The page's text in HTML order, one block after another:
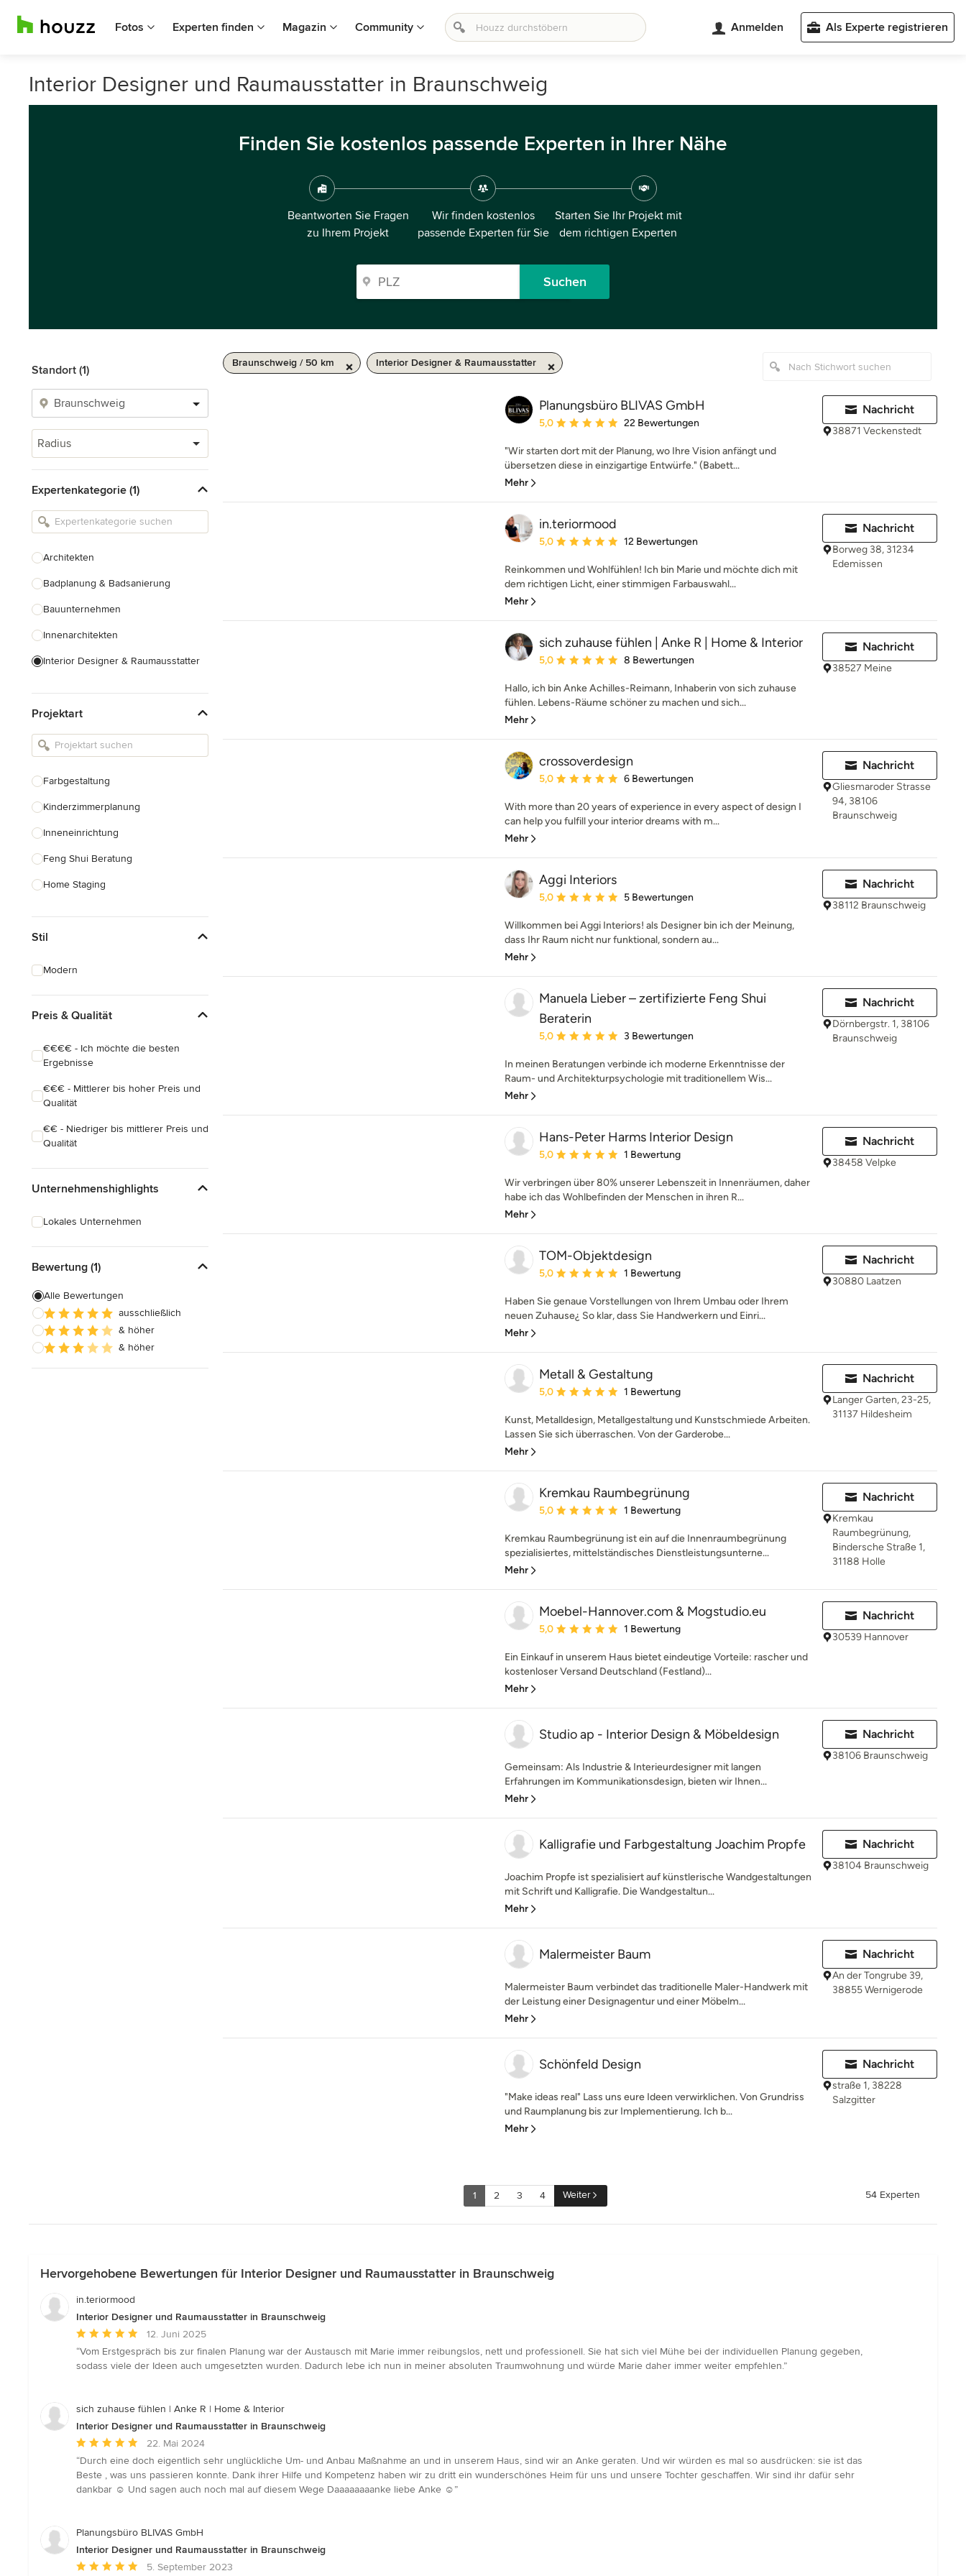
Fotos Experten finden Magazin Community Anmelden Als Experte registrieren
Interior Designer und Raumausstatter in Braunschweig
Finden Sie kostenlos passende Experten in Ihrer Nähe
Beantworten Sie Fragen
zu Ihrem Projekt
Wir finden kostenlos
passende Experten für Sie
Starten Sie Ihr Projekt mit
dem richtigen Experten
Suchen
Standort (1)
Radius
Expertenkategorie (1)
Architekten
Badplanung & Badsanierung
Bauunternehmen
Innenarchitekten
Interior Designer & Raumausstatter
Landschaftsarchitekten
Armaturen & Sanitärbedarf
Einbauschränke
Projektart
Farbgestaltung
Kinderzimmerplanung
Inneneinrichtung
Feng Shui Beratung
Home Staging
Alle anzeigen
Stil
Modern
Preis & Qualität
€€€€ - Ich möchte die besten
Ergebnisse
€€€ - Mittlerer bis hoher Preis und
Qualität
€€ - Niedriger bis mittlerer Preis und
Qualität
Unternehmenshighlights
Lokales Unternehmen
Bewertung (1)
Alle Bewertungen
ausschließlich
& höher
& höher
Braunschweig / 50 km Interior Designer & Raumausstatter
Planungsbüro BLIVAS GmbH
Durchschnittliche Bewertung: 5 von 5 Sternen
5,0 22 Bewertungen
"Wir starten dort mit der Planung, wo Ihre Vision anfängt und
übersetzen diese in einzigartige Entwürfe." (Babett...
Mehr
Nachricht
38871 Veckenstedt
in.teriormood
Durchschnittliche Bewertung: 5 von 5 Sternen
5,0 12 Bewertungen
Reinkommen und Wohlfühlen! Ich bin Marie und möchte dich mit
dem richtigen Licht, einer stimmigen Farbauswahl...
Mehr
Nachricht
Borweg 38, 31234
Edemissen
sich zuhause fühlen | Anke R | Home & Interior
Durchschnittliche Bewertung: 5 von 5 Sternen
5,0 8 Bewertungen
Hallo, ich bin Anke Achilles-Reimann, Inhaberin von sich zuhause
fühlen. Lebens-Räume schöner zu machen und sich...
Mehr
Nachricht
38527 Meine
crossoverdesign
Durchschnittliche Bewertung: 5 von 5 Sternen
5,0 6 Bewertungen
With more than 20 years of experience in every aspect of design I
can help you fulfill your interior dreams with m...
Mehr
Nachricht
Gliesmaroder Strasse
94, 38106
Braunschweig
Aggi Interiors
Durchschnittliche Bewertung: 5 von 5 Sternen
5,0 5 Bewertungen
Willkommen bei Aggi Interiors! als Designer bin ich der Meinung,
dass Ihr Raum nicht nur funktional, sondern au...
Mehr
Nachricht
38112 Braunschweig
Manuela Lieber – zertifizierte Feng Shui
Beraterin
Durchschnittliche Bewertung: 5 von 5 Sternen
5,0 3 Bewertungen
In meinen Beratungen verbinde ich moderne Erkenntnisse der
Raum- und Architekturpsychologie mit traditionellem Wis...
Mehr
Nachricht
Dörnbergstr. 1, 38106
Braunschweig
Hans-Peter Harms Interior Design
Durchschnittliche Bewertung: 5 von 5 Sternen
5,0 1 Bewertung
Wir verbringen über 80% unserer Lebenszeit in Innenräumen, daher
habe ich das Wohlbefinden der Menschen in ihren R...
Mehr
Nachricht
38458 Velpke
TOM-Objektdesign
Durchschnittliche Bewertung: 5 von 5 Sternen
5,0 1 Bewertung
Haben Sie genaue Vorstellungen von Ihrem Umbau oder Ihrem
neuen Zuhause¿ So klar, dass Sie Handwerkern und Einri...
Mehr
Nachricht
30880 Laatzen
Metall & Gestaltung
Durchschnittliche Bewertung: 5 von 5 Sternen
5,0 1 Bewertung
Kunst, Metalldesign, Metallgestaltung und Kunstschmiede Arbeiten.
Lassen Sie sich überraschen. Von der Garderobe...
Mehr
Nachricht
Langer Garten, 23-25,
31137 Hildesheim
Kremkau Raumbegrünung
Durchschnittliche Bewertung: 5 von 5 Sternen
5,0 1 Bewertung
Kremkau Raumbegrünung ist ein auf die Innenraumbegrünung
spezialisiertes, mittelständisches Dienstleistungsunterne...
Mehr
Nachricht
Kremkau
Raumbegrünung,
Bindersche Straße 1,
31188 Holle
Moebel-Hannover.com & Mogstudio.eu
Durchschnittliche Bewertung: 5 von 5 Sternen
5,0 1 Bewertung
Ein Einkauf in unserem Haus bietet eindeutige Vorteile: rascher und
kostenloser Versand Deutschland (Festland)...
Mehr
Nachricht
30539 Hannover
Studio ap - Interior Design & Möbeldesign
Gemeinsam: Als Industrie & Interieurdesigner mit langen
Erfahrungen im Kommunikationsdesign, bieten wir Ihnen...
Mehr
Nachricht
38106 Braunschweig
Kalligrafie und Farbgestaltung Joachim Propfe
Joachim Propfe ist spezialisiert auf künstlerische Wandgestaltungen
mit Schrift und Kalligrafie. Die Wandgestaltun...
Mehr
Nachricht
38104 Braunschweig
Malermeister Baum
Malermeister Baum verbindet das traditionelle Maler-Handwerk mit
der Leistung einer Designagentur und einer Möbelm...
Mehr
Nachricht
An der Tongrube 39,
38855 Wernigerode
Schönfeld Design
"Make ideas real" Lass uns eure Ideen verwirklichen. Von Grundriss
und Raumplanung bis zur Implementierung. Ich b...
Mehr
Nachricht
straße 1, 38228
Salzgitter
1 2 3 4 Weiter 54 Experten
Hervorgehobene Bewertungen für Interior Designer und Raumausstatter in Braunschweig
in.teriormood
Interior Designer und Raumausstatter in Braunschweig
Durchschnittliche
Bewertung:
5
Sternen
12. Juni 2025
“Vom Erstgespräch bis zur finalen Planung war der Austausch mit Marie immer reibungslos, nett und professionell. Sie hat sich viel Mühe bei der individuellen Planung gegeben,
sodass viele der Ideen auch umgesetzten wurden. Dadurch lebe ich nun in meiner absoluten Traumwohnung und würde Marie daher immer weiter empfehlen.”
sich zuhause fühlen | Anke R | Home & Interior
Interior Designer und Raumausstatter in Braunschweig
Durchschnittliche
Bewertung:
5
von
22. Mai 2024
“Durch eine doch eigentlich sehr unglückliche Um- und Anbau Maßnahme an und in unserem Haus, sind wir an Anke geraten. Und wir würden es mal so ausdrücken: sie ist das
Beste , was uns passieren konnte. Dank ihrer Hilfe und Kompetenz haben wir zu dritt ein wunderschönes Heim für uns und unsere Tochter geschaffen. Wir sind ihr dafür sehr
dankbar ☺️ Und sagen auch noch mal auf diesem Wege Daaaaaaaanke liebe Anke ☺️”
Planungsbüro BLIVAS GmbH
Interior Designer und Raumausstatter in Braunschweig
Durchschnittliche5. September 2023